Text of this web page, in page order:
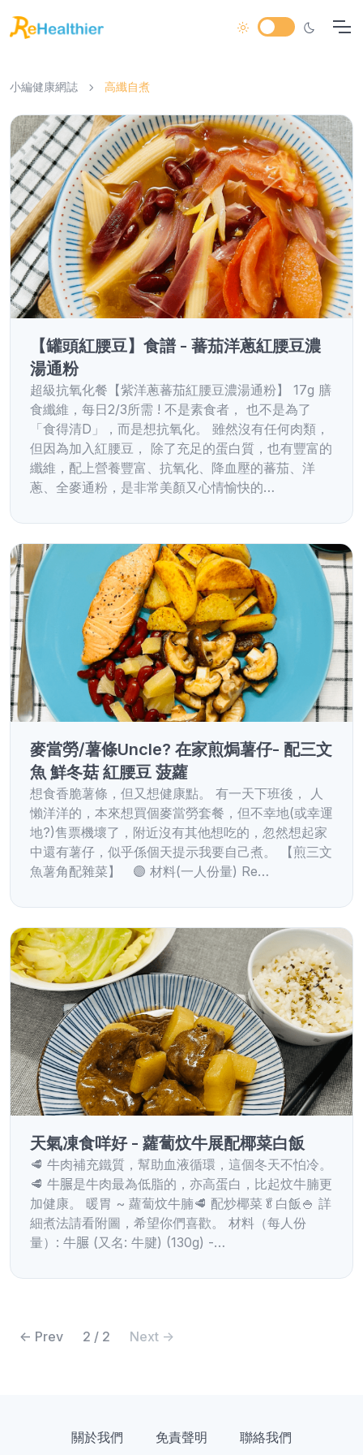
小編健康網誌 高纖自煮
【罐頭紅腰豆】食譜 - 蕃茄洋蔥紅腰豆濃
湯通粉
超級抗氧化餐【紫洋蔥蕃茄紅腰豆濃湯通粉】 17g 膳
食纖維，每日2/3所需 ! 不是素食者， 也不是為了
「食得清D」，而是想抗氧化。 雖然沒有任何肉類，
但因為加入紅腰豆， 除了充足的蛋白質，也有豐富的
纖維，配上營養豐富、抗氧化、降血壓的蕃茄、洋
蔥、全麥通粉，是非常美顏又心情愉快的…
麥當勞/薯條Uncle? 在家煎焗薯仔- 配三文
魚 鮮冬菇 紅腰豆 菠蘿
想食香脆薯條，但又想健康點。 有一天下班後， 人
懶洋洋的，本來想買個麥當勞套餐，但不幸地(或幸運
地?)售票機壞了，附近沒有其他想吃的，忽然想起家
中還有薯仔，似乎係個天提示我要自己煮。 【煎三文
魚薯角配雜菜】 🟣 材料(一人份量) Re…
天氣凍食咩好 - 蘿蔔炆牛展配椰菜白飯
🥩 牛肉補充鐵質，幫助血液循環，這個冬天不怕冷。
🥩 牛𦟌是牛肉最為低脂的，亦高蛋白，比起炆牛腩更
加健康。 暖胃 ~ 蘿蔔炆牛腩🥩 配炒椰菜🥬白飯🍚 詳
細煮法請看附圖，希望你們喜歡。 材料（每人份
量）: 牛𦟌 (又名: 牛腱) (130g) -…
<- Prev 2 / 2 Next ->
關於我們 免責聲明 聯絡我們